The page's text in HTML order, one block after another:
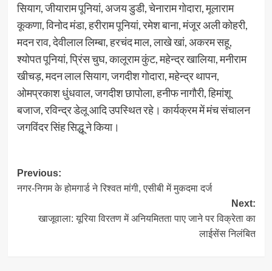
सियाग, जीयाराम पूनियां, अजय डुडी, चेनाराम गोदारा, मूलाराम
कूकणा, विनोद मंडा, हरीराम पूनियां, रमेश बाना, मंजूर अली कोहरी,
मदन राव, देवीलाल लिम्बा, हरचंद माल, लाखे खां, अकरम सहू,
श्योपत पूनियां, प्रिंस चुघ, कालूराम कुंट, महेन्द्र खालिया, मनीराम
खीचड़, मदन लाल सियाग, जगदीश गोदारा, महेन्द्र थापन,
ओमप्रकाश धुंधवाल, जगदीश छापोला, हनीफ नागौरी, हिमांशू
बजाज, रविन्द्र डेलू आदि उपस्थित रहे। कार्यक्रम में मंच संचालन
जगविंदर सिंह सिद्धू ने किया।
Post
navigation
Previous:
नगर-निगम के होमगार्ड ने रिश्वत मांगी, एसीबी में मुकदमा दर्ज
Next:
खाजूवाला: यूरिया विरतण में अनियमितता पाए जाने पर विक्रेता का
लाईसेंस निलंबित